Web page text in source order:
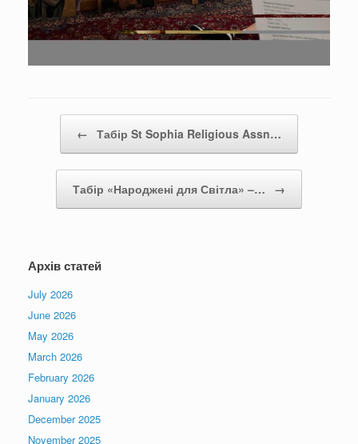
← Табір St Sophia Religious Assn…
Табір «Народжені для Світла» –… →
Архів статей
July 2026
June 2026
May 2026
March 2026
February 2026
January 2026
December 2025
November 2025